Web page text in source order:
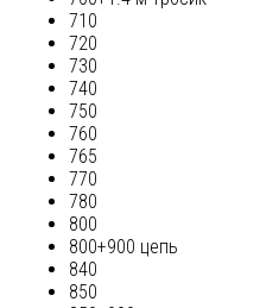
710
720
730
740
750
760
765
770
780
800
800+900 цепь
840
850